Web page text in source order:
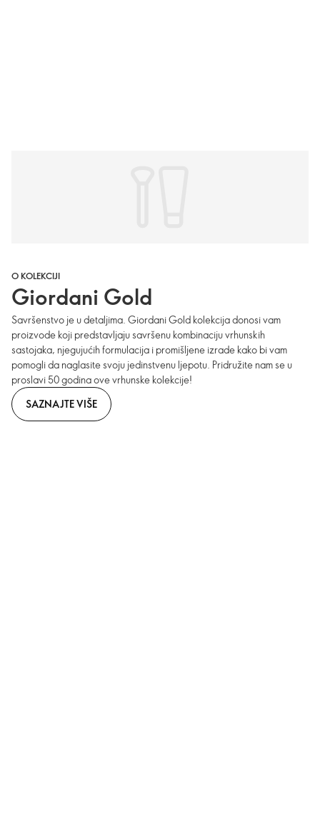
O KOLEKCIJI
Giordani Gold
Savršenstvo je u detaljima. Giordani Gold kolekcija donosi vam
proizvode koji predstavljaju savršenu kombinaciju vrhunskih
sastojaka, njegujućih formulacija i promišljene izrade kako bi vam
pomogli da naglasite svoju jedinstvenu ljepotu. Pridružite nam se u
proslavi 50 godina ove vrhunske kolekcije!
SAZNAJTE VIŠE